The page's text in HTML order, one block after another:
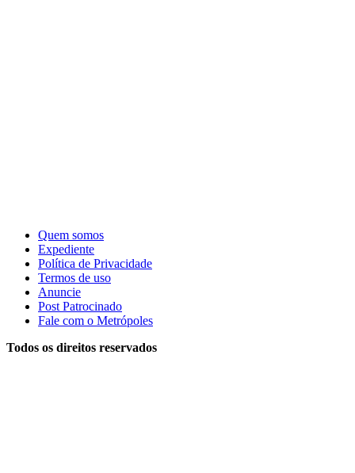
Quem somos
Expediente
Política de Privacidade
Termos de uso
Anuncie
Post Patrocinado
Fale com o Metrópoles
Todos os direitos reservados